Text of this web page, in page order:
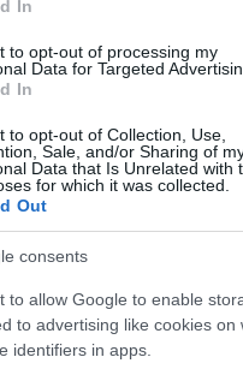
In
to opt-out of processing my
Data for Targeted
In
to opt-out of Collection, Use,
Sale, and/or Sharing of
Data that Is Unrelated with
for which it was collected.
Out
consents
to allow Google to enable
to advertising like cookies on
identifiers in apps.